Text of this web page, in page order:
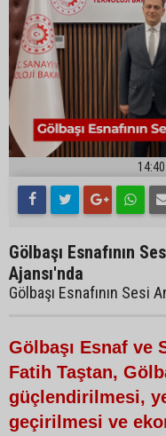
14:40
Gölbaşı Esnafının
Ajansı'nda
Gölbaşı Esnafının Sesi
Gölbaşı Esnaf ve
Fatih Taştan,
güçlendirilmesi,
geçirilmesi ve